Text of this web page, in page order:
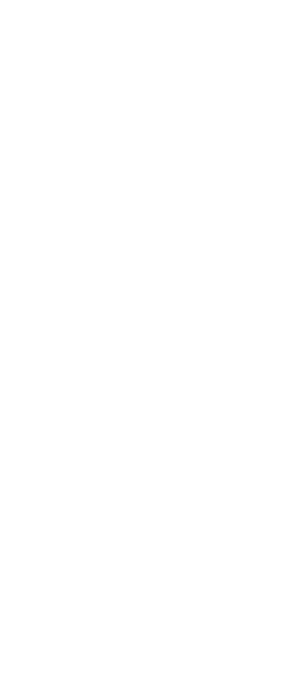
us analyze how the website is used and to offer